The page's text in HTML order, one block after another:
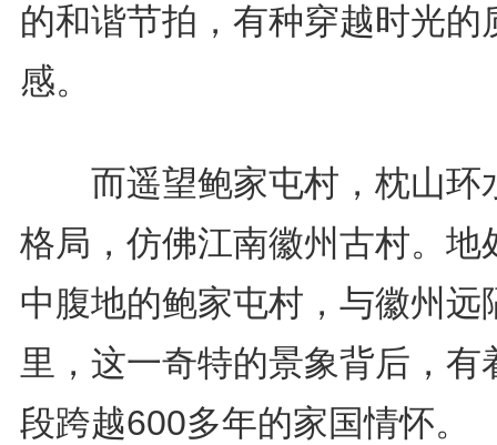
的和谐节拍，有种穿越时光的
感。
而遥望鲍家屯村，枕山环
格局，仿佛江南徽州古村。地
中腹地的鲍家屯村，与徽州远
里，这一奇特的景象背后，有
段跨越600多年的家国情怀。